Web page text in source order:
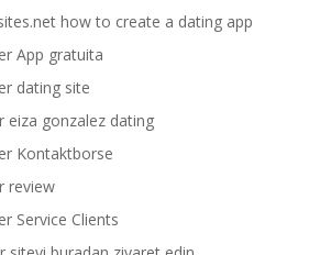
how to create a dating app
App gratuita
dating site
eiza gonzalez dating
Kontaktborse
review
Service Clients